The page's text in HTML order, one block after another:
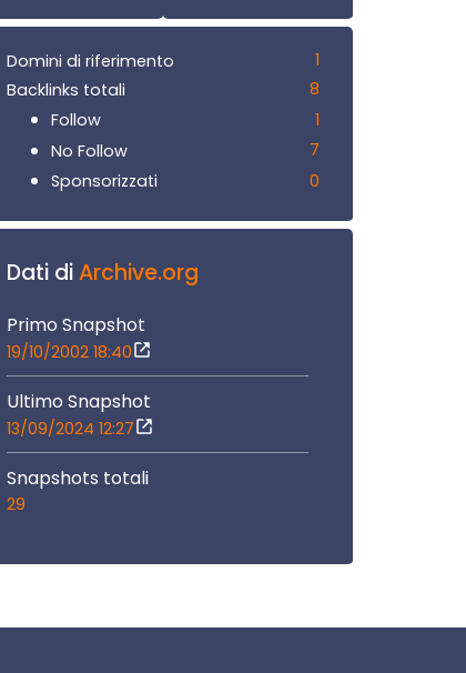
Domini di riferimento
1
Backlinks totali
8
Follow
1
No Follow
7
Sponsorizzati
0
Dati diArchive.org
Primo Snapshot
19/10/2002 18:40
Ultimo Snapshot
13/09/2024 12:27
Snapshots totali
29